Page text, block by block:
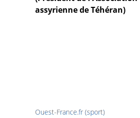
assyrienne de Téhéran)
Ouest-France.fr (sport)